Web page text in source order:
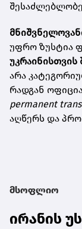
უფრო ზუსტია
უკრაინისთვის
არა
რადგან
permanent
აღწერს და
მსოფლიო
ირანის